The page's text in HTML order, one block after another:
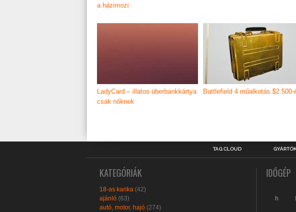
a házimozi
LadyCard – illatos überbankkártya
csak nőknek
Battlefield 4 műalkotás $2.500-
TAG CLOUD
KATEGÓRIÁK
18-as karika (42)
ajánló (63)
autó, motor, hajó (274)
IDŐGÉP
h